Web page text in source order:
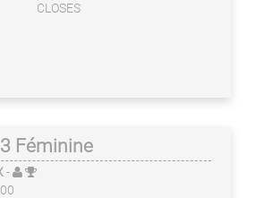
CLOSES
Féminine
-